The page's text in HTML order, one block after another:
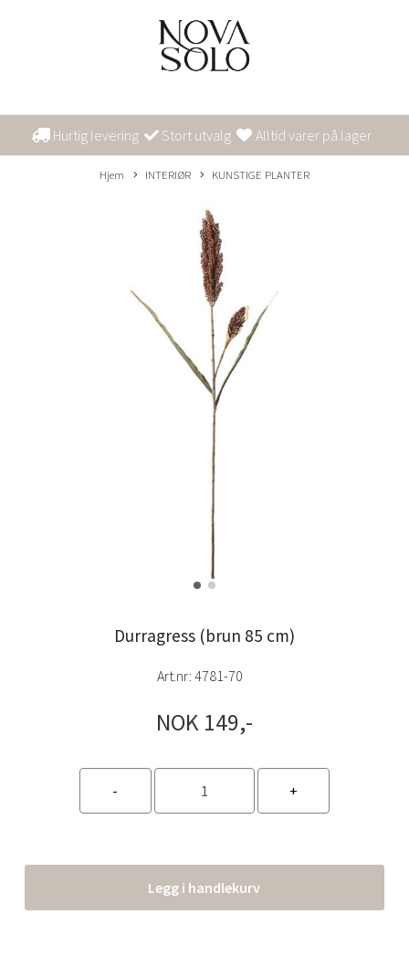
Hurtig levering Stort utvalg Alltid varer på lager
Hjem INTERIØR KUNSTIGE PLANTER
Durragress (brun 85 cm)
Art.nr: 4781-70
NOK 149,-
Legg i handlekurv